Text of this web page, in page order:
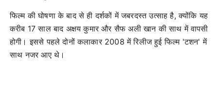
फिल्म की घोषणा के बाद से ही दर्शकों में जबरदस्त उत्साह है, क्योंकि यह
करीब 17 साल बाद अक्षय कुमार और सैफ अली खान की साथ में वापसी
होगी। इससे पहले दोनों कलाकार 2008 में रिलीज हुई फिल्म 'टशन' में
साथ नजर आए थे।